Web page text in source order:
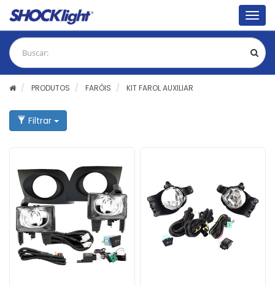
PRODUTOS FARÓIS KIT FAROL AUXILIAR
Filtrar